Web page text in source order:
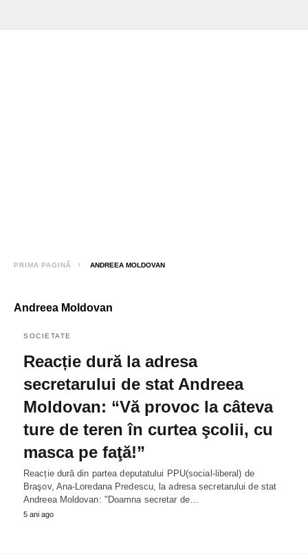
PRIMA PAGINĂ ANDREEA MOLDOVAN
Andreea Moldovan
SOCIETATE
Reacție dură la adresa
secretarului de stat Andreea
Moldovan: “Vă provoc la câteva
ture de teren în curtea şcolii, cu
masca pe faţă!”
Reacție dură din partea deputatului PPU(social-liberal) de
Braşov, Ana-Loredana Predescu, la adresa secretarului de stat
Andreea Moldovan: "Doamna secretar de…
5 ani ago